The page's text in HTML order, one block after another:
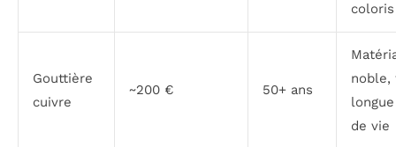
Gouttière
cuivre
~200 € 50+ ans
noble,
de vie